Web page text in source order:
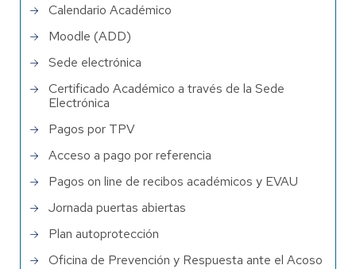
Calendario Académico
Moodle (ADD)
Sede electrónica
Certificado Académico a través de la Sede
Electrónica
Pagos por TPV
Acceso a pago por referencia
Pagos on line de recibos académicos y EVAU
Jornada puertas abiertas
Plan autoprotección
Oficina de Prevención y Respuesta ante el Acoso